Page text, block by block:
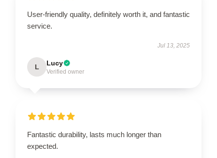
User-friendly quality, definitely worth it, and fantastic
service.
Jul 13, 2025
L Lucy
Verified owner
Fantastic durability, lasts much longer than
expected.